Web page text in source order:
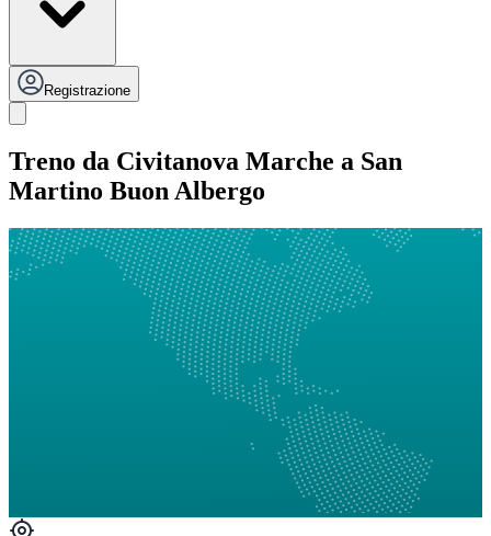
Registrazione
Treno da Civitanova Marche a San
Martino Buon Albergo